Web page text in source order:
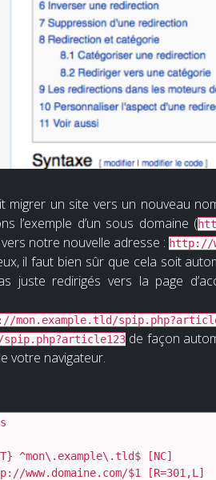
migrer un site vers un nouveau
l’exemple d’un sous domaine (
notre nouvelle adresse : http://
il faut bien sûr que cela soit
juste redirigés vers la page
mon.example.tld/
spip.php?article123 de façon
votre navigateur.
^mon\.example\.tld$ [NC]
www.domaine.com/$1 [R=301,L]